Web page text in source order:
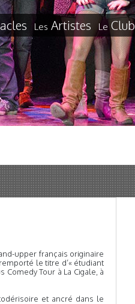
Les Artistes LeClub
upper français originaire
le titre d’« étudiant
Tour à La Cigale, à
et ancré dans le